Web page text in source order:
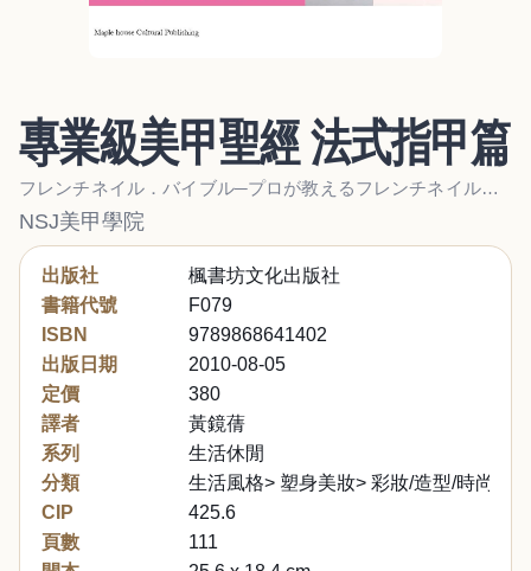
專業級美甲聖經 法式指甲篇
フレンチネイル．バイブル─プロが教えるフレンチネイルテクニックのすべて 基本の技術解説&129点のデザインバリエーション
NSJ美甲學院
出版社
楓書坊文化出版社
書籍代號
F079
ISBN
9789868641402
出版日期
2010-08-05
定價
380
譯者
黃鏡蒨
系列
生活休閒
分類
生活風格> 塑身美妝> 彩妝/造型/時尚>
CIP
425.6
頁數
111